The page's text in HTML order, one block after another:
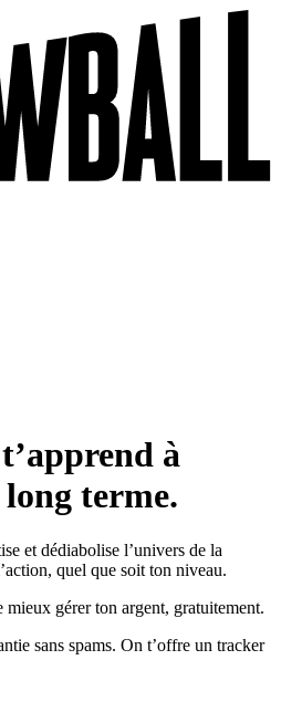
à
terme.
et dédiabolise l’univers de la
quel que soit ton niveau.
mieux gérer ton argent, gratuitement.
sans spams. On t’offre un tracker